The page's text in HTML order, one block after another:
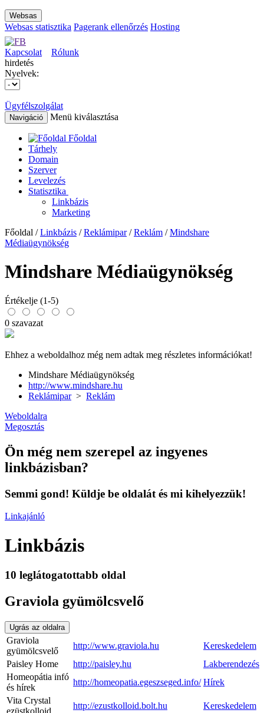
Websas
Websas statisztika Pagerank ellenőrzés Hosting
Kapcsolat
Rólunk
hirdetés
Nyelvek:
Ügyfélszolgálat
Navigáció Menü kiválasztása
Főoldal
Tárhely
Domain
Szerver
Levelezés
Statisztika
Linkbázis
Marketing
Főoldal /Linkbázis /Reklámipar/Reklám /Mindshare
Médiaügynökség
Mindshare Médiaügynökség
Értékelje (1-5)
0 szavazat
Ehhez a weboldalhoz még nem adtak meg részletes információkat!
Mindshare Médiaügynökség
http://www.mindshare.hu
Reklámipar> Reklám
Weboldalra
Megosztás
Ön még nem szerepel az ingyenes
linkbázisban?
Semmi gond! Küldje be oldalát és mi kihelyezzük!
Linkajánló
Linkbázis
10 leglátogatottabb oldal
Graviola gyümölcsvelő
Ugrás az oldalra
Graviola
gyümölcsvelő
http://www.graviola.hu
Kereskedelem
Paisley Home
http://paisley.hu
Lakberendezés
Homeopátia infó
és hírek
http://homeopatia.egeszseged.info/ Hírek
Vita Crystal
ezüstkolloid
http://ezustkolloid.bolt.hu
Kereskedelem